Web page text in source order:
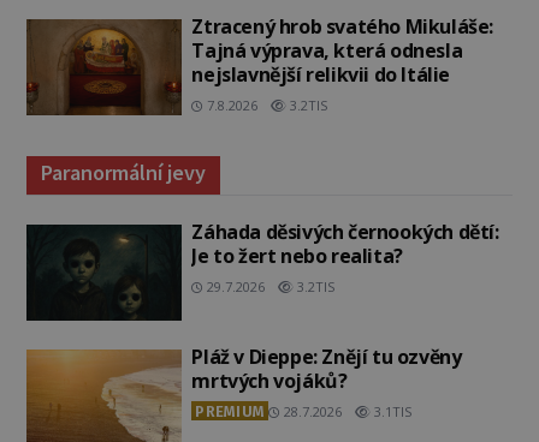
Ztracený hrob svatého Mikuláše:
Tajná výprava, která odnesla
nejslavnější relikvii do Itálie
7.8.2026 3.2TIS
Paranormální jevy
Záhada děsivých černookých dětí:
Je to žert nebo realita?
29.7.2026 3.2TIS
Pláž v Dieppe: Znějí tu ozvěny
mrtvých vojáků?
PREMIUM 28.7.2026 3.1TIS